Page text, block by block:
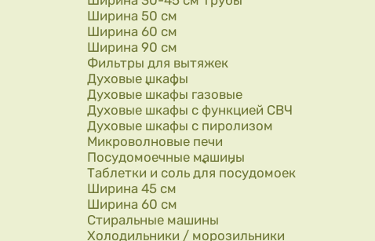
Ширина 50 см
Ширина 60 см
Ширина 90 см
Фильтры для вытяжек
Духовые шкафы
Духовые шкафы газовые
Духовые шкафы с функцией СВЧ
Духовые шкафы с пиролизом
Микроволновые печи
Посудомоечные машины
Таблетки и соль для посудомоек
Ширина 45 см
Ширина 60 см
Стиральные машины
Холодильники / морозильники